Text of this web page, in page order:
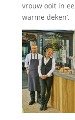
vrouw ooit in
warme deken’.